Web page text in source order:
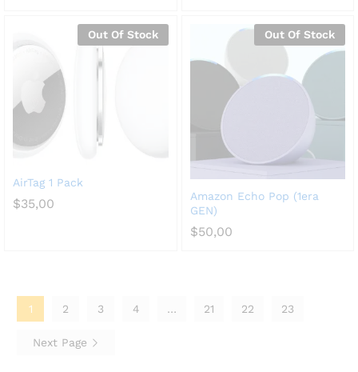
Out Of Stock
AirTag 1 Pack
$35,00
Out Of Stock
Amazon Echo Pop (1era
GEN)
$50,00
1 2 3 4 … 21 22 23
Next Page